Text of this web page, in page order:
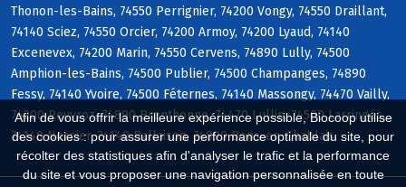
Afin de vous offrir la meilleure expérience possible, Biocoop utilise
des cookies : pour assurer une performance optimale du site, pour
récolter des statistiques afin d'analyser le trafic et la performance
du site et vous proposer une navigation personnalisée en toute
Thonon-les-Bains, 74550 Perrignier, 74200 Vongy, 74550 Draillant,
74140 Sciez, 74550 Orcier, 74200 Armoy, 74200 Lyaud, 74140
Excenevex, 74200 Marin, 74550 Cervens, 74890 Lully, 74500
Amphion-les-Bains, 74500 Publier, 74500 Champanges, 74890
Fessy, 74140 Yvoire, 74500 Féternes, 74140 Massongy, 74470 Vailly,
74200 Reyvroz, 74890 Brenthonne, 74470 Lullin, 74500 Larringes,
74140 Nernier, 74140 Ballaison, 74890 Bons-en-Chablais